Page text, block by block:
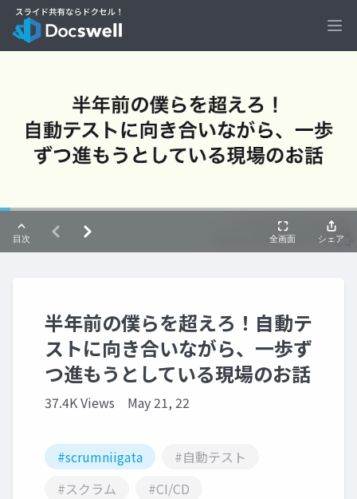
半年前の僕らを超えろ！自動テ
ストに向き合いながら、一歩ず
つ進もうとしている現場のお話
37.4K Views May 21, 22
#scrumniigata
#自動テスト
#スクラム
#CI/CD